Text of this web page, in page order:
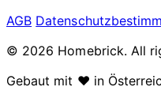
AGB
© 2026 Homebrick. All
Gebaut mit ❤️ in